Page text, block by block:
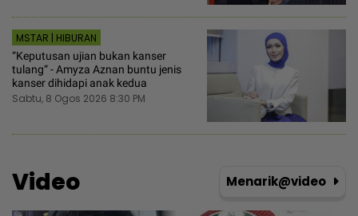
MSTAR | HIBURAN
“Keputusan ujian bukan kanser
tulang“ - Amyza Aznan buntu jenis
kanser dihidapi anak kedua
Sabtu, 8 Ogos 2026 8:30 PM
Video Menarik@video